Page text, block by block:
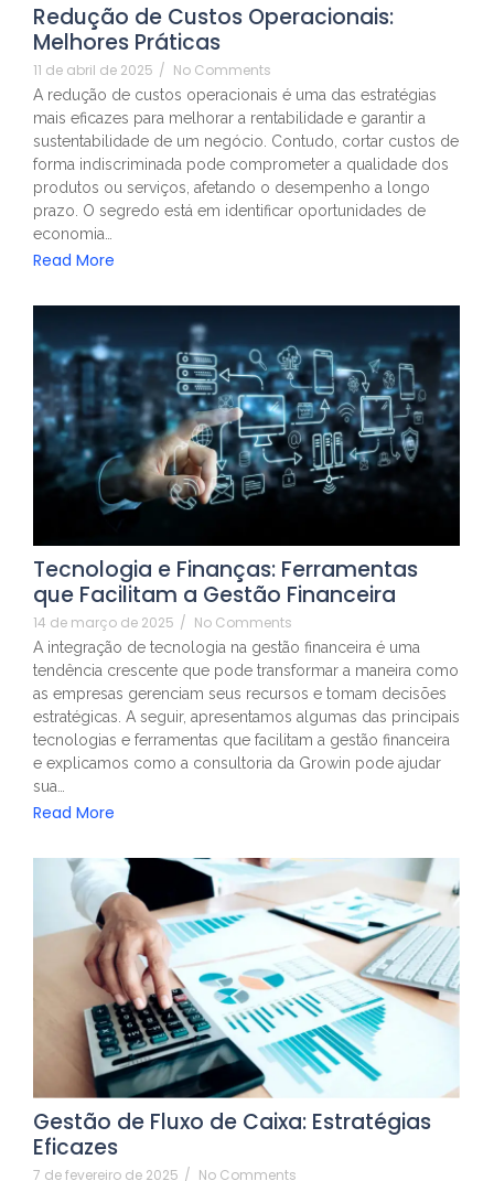
Redução de Custos Operacionais:
Melhores Práticas
11 de abril de 2025 / No Comments
A redução de custos operacionais é uma das estratégias
mais eficazes para melhorar a rentabilidade e garantir a
sustentabilidade de um negócio. Contudo, cortar custos de
forma indiscriminada pode comprometer a qualidade dos
produtos ou serviços, afetando o desempenho a longo
prazo. O segredo está em identificar oportunidades de
economia…
Read More
Tecnologia e Finanças: Ferramentas
que Facilitam a Gestão Financeira
14 de março de 2025 / No Comments
A integração de tecnologia na gestão financeira é uma
tendência crescente que pode transformar a maneira como
as empresas gerenciam seus recursos e tomam decisões
estratégicas. A seguir, apresentamos algumas das principais
tecnologias e ferramentas que facilitam a gestão financeira
e explicamos como a consultoria da Growin pode ajudar
sua…
Read More
Gestão de Fluxo de Caixa: Estratégias
Eficazes
7 de fevereiro de 2025 / No Comments